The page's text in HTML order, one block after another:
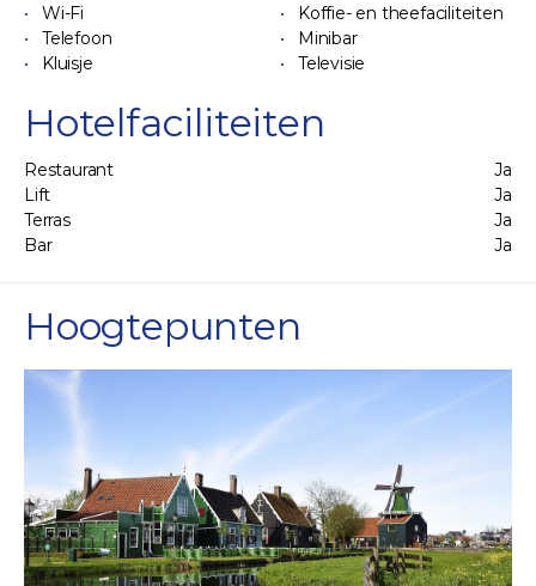
Wi-Fi
Koffie- en theefaciliteiten
Telefoon
Minibar
Kluisje
Televisie
Hotelfaciliteiten
Restaurant
Ja
Lift
Ja
Terras
Ja
Bar
Ja
Hoogtepunten